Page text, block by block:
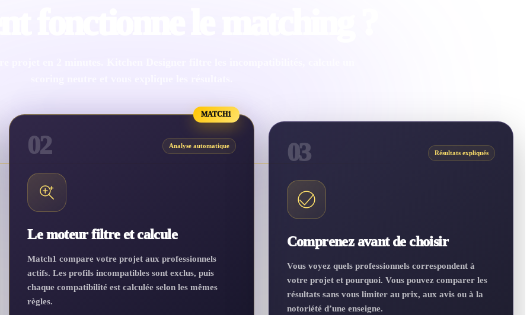
MATCH1
02 Analyse automatique
Le moteur filtre et calcule
Match1 compare votre projet aux professionnels
actifs. Les profils incompatibles sont exclus, puis
chaque compatibilité est calculée selon les mêmes
règles.
03 Résultats expliqués
Comprenez avant de choisir
Vous voyez quels professionnels correspondent à
votre projet et pourquoi. Vous pouvez comparer les
résultats sans vous limiter au prix, aux avis ou à la
notoriété d’une enseigne.